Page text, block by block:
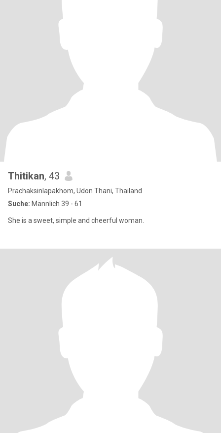
Thitikan, 43
Prachaksinlapakhom, Udon Thani, Thailand
Suche: Männlich 39 - 61
She is a sweet, simple and cheerful woman.